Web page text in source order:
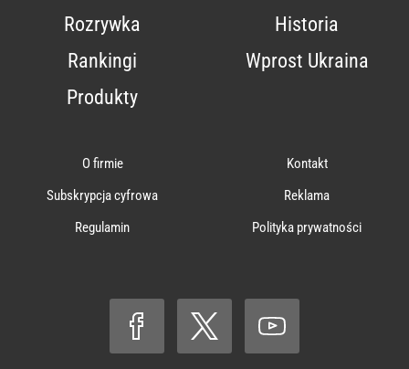
Rozrywka
Historia
Rankingi
Wprost Ukraina
Produkty
O firmie
Kontakt
Subskrypcja cyfrowa
Reklama
Regulamin
Polityka prywatności